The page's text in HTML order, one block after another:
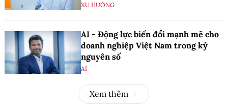
XU HƯỚNG
AI - Động lực biến đổi mạnh mẽ cho
doanh nghiệp Việt Nam trong kỷ
nguyên số
AI
Xem thêm